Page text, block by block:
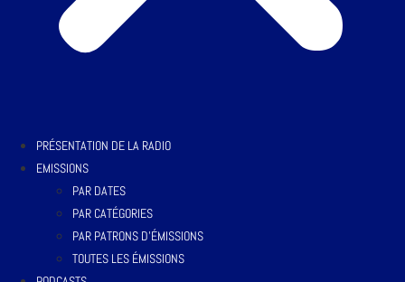
PRÉSENTATION DE LA RADIO
EMISSIONS
PAR DATES
PAR CATÉGORIES
PAR PATRONS D’ÉMISSIONS
TOUTES LES ÉMISSIONS